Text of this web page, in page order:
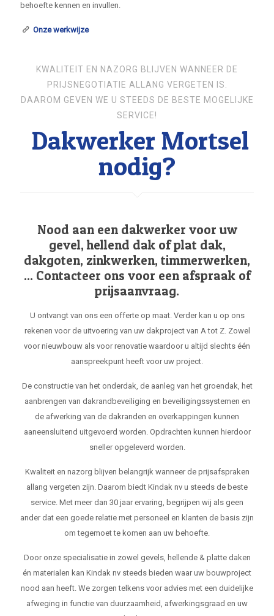
behoefte kennen en invullen.
Onze werkwijze
KWALITEIT EN NAZORG BLIJVEN WANNEER DE
PRIJSNEGOTIATIE ALLANG VERGETEN IS.
DAAROM GEVEN WE U STEEDS DE BESTE MOGELIJKE
SERVICE!
Dakwerker Mortsel
nodig?
Nood aan een dakwerker voor uw
gevel, hellend dak of plat dak,
dakgoten, zinkwerken, timmerwerken,
... Contacteer ons voor een afspraak of
prijsaanvraag.
U ontvangt van ons een offerte op maat. Verder kan u op ons
rekenen voor de uitvoering van uw dakproject van A tot Z. Zowel
voor nieuwbouw als voor renovatie waardoor u altijd slechts één
aanspreekpunt heeft voor uw project.
De constructie van het onderdak, de aanleg van het groendak, het
aanbrengen van dakrandbeveiliging en beveiligingssystemen en
de afwerking van de dakranden en overkappingen kunnen
aaneensluitend uitgevoerd worden. Opdrachten kunnen hierdoor
sneller opgeleverd worden.
Kwaliteit en nazorg blijven belangrijk wanneer de prijsafspraken
allang vergeten zijn. Daarom biedt Kindak nv u steeds de beste
service. Met meer dan 30 jaar ervaring, begrijpen wij als geen
ander dat een goede relatie met personeel en klanten de basis zijn
om tegemoet te komen aan uw behoefte.
Door onze specialisatie in zowel gevels, hellende & platte daken
én materialen kan Kindak nv steeds bieden waar uw bouwproject
nood aan heeft. We zorgen telkens voor advies met een duidelijke
afweging in functie van duurzaamheid, afwerkingsgraad en uw